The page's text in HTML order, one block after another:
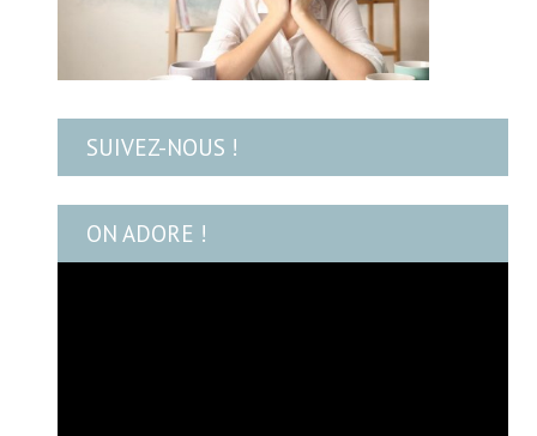
SUIVEZ-NOUS !
ON ADORE !